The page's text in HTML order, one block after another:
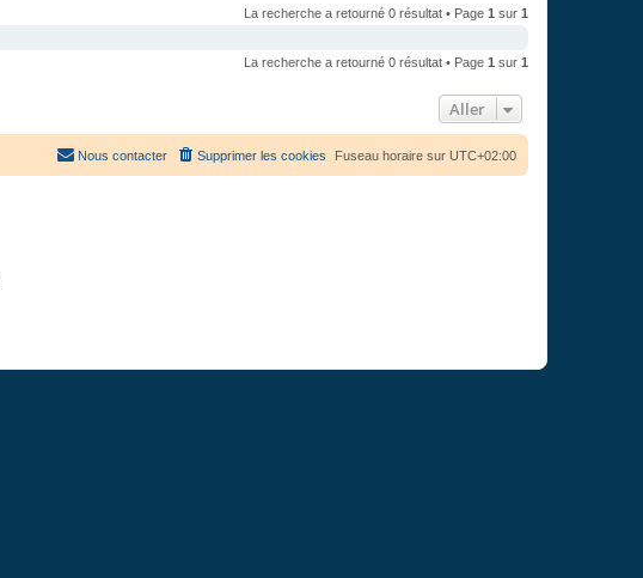
La recherche a retourné 0 résultat • Page 1 sur 1
La recherche a retourné 0 résultat • Page 1 sur 1
Aller
Fuseau horaire sur UTC+02:00
Supprimer les cookies
Nous contacter